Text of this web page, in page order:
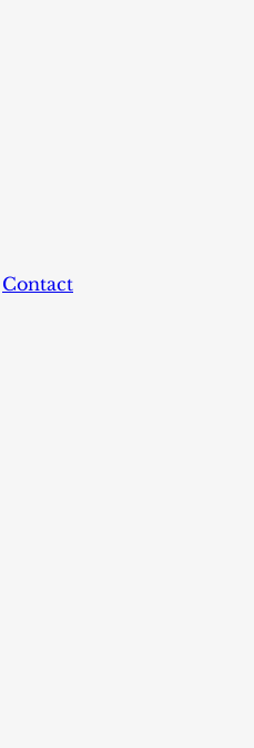
Contact